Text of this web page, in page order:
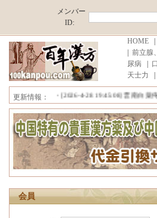
メンバー
ID:
HOME|
前立腺
尿病
天士力
更新情報：
■中国原産地直売,薄利多売！ ■
・[2026-7-20 15:52:17]
雪域藏宝
・[2026-7-5 12:02:15]珊瑚癬浄
・[2026-4-28 19:45:08]雲南白薬
■中国原産地直売,薄利多売！ ■
会員